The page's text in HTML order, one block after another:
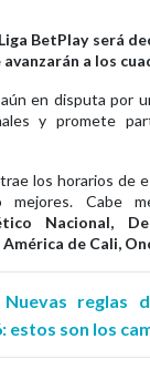
BetPlay será
a los
en disputa por
y promete
los horarios de
mejores. Cabe
Nacional,
de Cali,
Nuevas reglas
estos son los